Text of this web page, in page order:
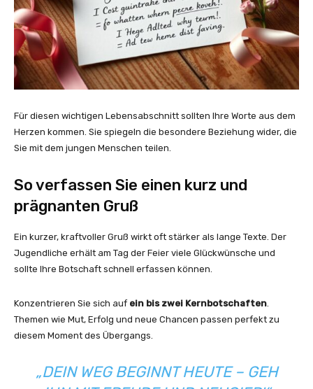
Für diesen wichtigen Lebensabschnitt sollten Ihre Worte aus dem
Herzen kommen. Sie spiegeln die besondere Beziehung wider, die
Sie mit dem jungen Menschen teilen.
So verfassen Sie einen kurz und
prägnanten Gruß
Ein kurzer, kraftvoller Gruß wirkt oft stärker als lange Texte. Der
Jugendliche erhält am Tag der Feier viele Glückwünsche und
sollte Ihre Botschaft schnell erfassen können.
Konzentrieren Sie sich auf ein bis zwei Kernbotschaften.
Themen wie Mut, Erfolg und neue Chancen passen perfekt zu
diesem Moment des Übergangs.
„DEIN WEG BEGINNT HEUTE – GEH